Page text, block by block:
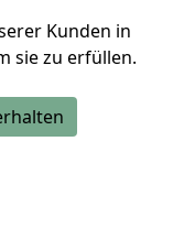
Kunden in
sie zu erfüllen.